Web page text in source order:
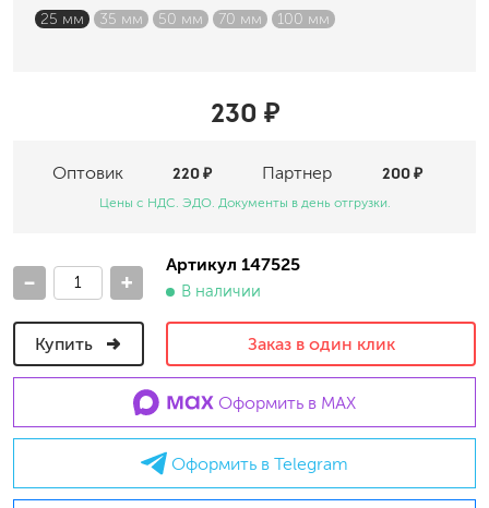
25 мм
35 мм 50 мм 70 мм 100 мм
230 ₽
Оптовик Партнер
220 ₽ 200 ₽
Цены с НДС. ЭДО. Документы в день отгрузки.
- +
Артикул 147525
В наличии
Купить Заказ в один клик
Оформить в MAX
Оформить в Telegram